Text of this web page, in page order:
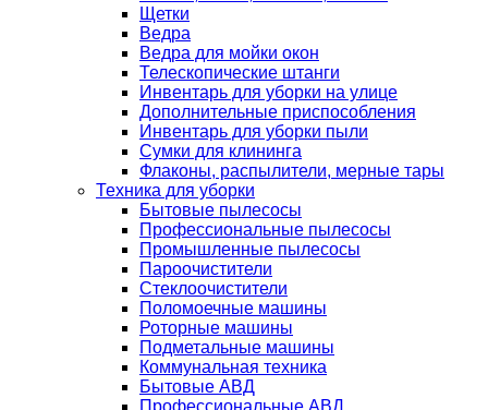
Щетки
Ведра
Ведра для мойки окон
Телескопические штанги
Инвентарь для уборки на улице
Дополнительные приспособления
Инвентарь для уборки пыли
Сумки для клининга
Флаконы, распылители, мерные тары
Техника для уборки
Бытовые пылесосы
Профессиональные пылесосы
Промышленные пылесосы
Пароочистители
Стеклоочистители
Поломоечные машины
Роторные машины
Подметальные машины
Коммунальная техника
Бытовые АВД
Профессиональные АВД